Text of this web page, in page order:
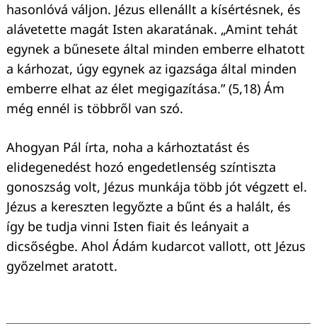
hasonlóvá váljon. Jézus ellenállt a kísértésnek, és
alávetette magát Isten akaratának. „Amint tehát
egynek a bűnesete által minden emberre elhatott
a kárhozat, úgy egynek az igazsága által minden
emberre elhat az élet megigazítása.” (5,18) Ám
még ennél is többről van szó.
Ahogyan Pál írta, noha a kárhoztatást és
elidegenedést hozó engedetlenség színtiszta
gonoszság volt, Jézus munkája több jót végzett el.
Jézus a kereszten legyőzte a bűnt és a halált, és
így be tudja vinni Isten fiait és leányait a
dicsőségbe. Ahol Ádám kudarcot vallott, ott Jézus
győzelmet aratott.